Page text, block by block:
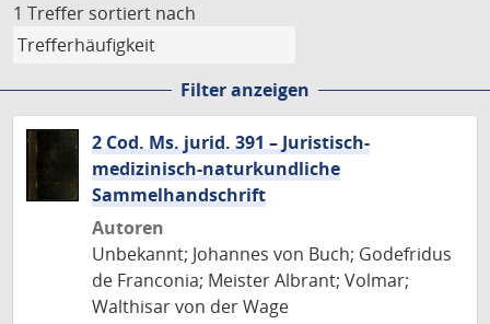
1 Treffer sortiert nach
Filter anzeigen
2 Cod. Ms. jurid. 391 – Juristisch-
medizinisch-naturkundliche
Sammelhandschrift
Autoren
Unbekannt; Johannes von Buch; Godefridus
de Franconia; Meister Albrant; Volmar;
Walthisar von der Wage